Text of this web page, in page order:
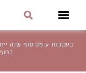
תפריט
בעקבות עומס סוף שנה